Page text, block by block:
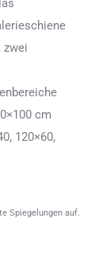
zwei
cm
120×60,
Spiegelungen auf.